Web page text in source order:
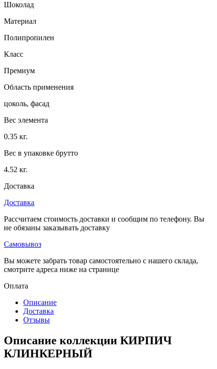
Шоколад
Материал
Полипропилен
Класс
Премиум
Область применения
цоколь, фасад
Вес элемента
0.35 кг.
Вес в упаковке брутто
4.52 кг.
Доставка
Доставка
Рассчитаем стоимость доставки и сообщим по телефону. Вы
не обязаны заказывать доставку
Самовывоз
Вы можете забрать товар самостоятельно с нашего склада,
смотрите адреса ниже на странице
Оплата
Описание
Доставка
Отзывы
Описание коллекции КИРПИЧ
КЛИНКЕРНЫЙ